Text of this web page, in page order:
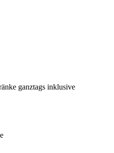
ganztags inklusive